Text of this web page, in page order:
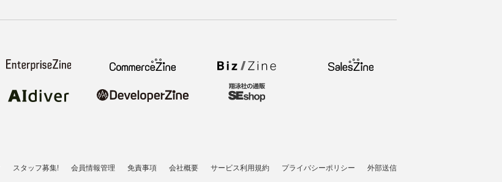
スタッフ募集! 会員情報管理 免責事項 会社概要 サービス利用規約 プライバシーポリシー 外部送信